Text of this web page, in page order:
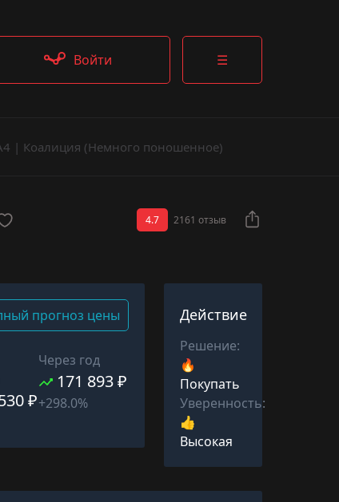
☰
Войти
| Коалиция (Немного поношенное)
4.7 2161 отзыв
прогноз цены
₽
Через год
171 893 ₽
+298.0%
Действие
Решение:
🔥
Покупать
Уверенность:
👍
Высокая